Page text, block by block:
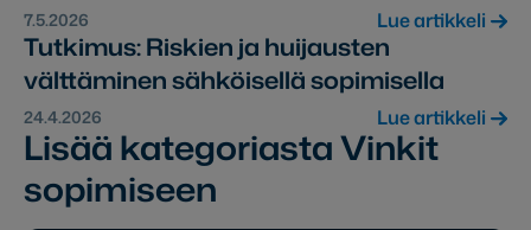
7.5.2026 Lue artikkeli
Tutkimus: Riskien ja huijausten
välttäminen sähköisellä sopimisella
24.4.2026 Lue artikkeli
Lisää kategoriasta Vinkit
sopimiseen